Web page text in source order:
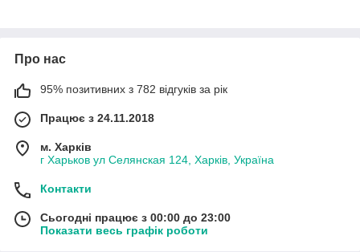
Про нас
95% позитивних з 782 відгуків за рік
Працює з 24.11.2018
м. Харків
г Харьков ул Селянская 124, Харків, Україна
Контакти
Сьогодні працює з 00:00 до 23:00
Показати весь графік роботи